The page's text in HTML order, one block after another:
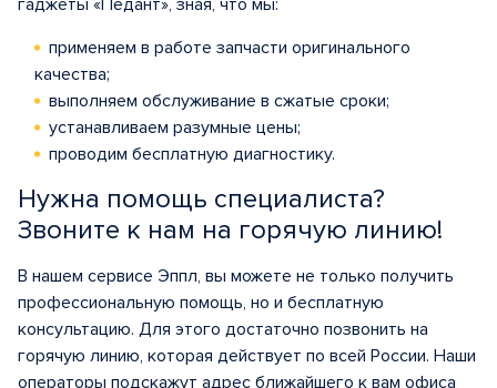
гаджеты «Педант», зная, что мы:
применяем в работе запчасти оригинального
качества;
выполняем обслуживание в сжатые сроки;
устанавливаем разумные цены;
проводим бесплатную диагностику.
Нужна помощь специалиста?
Звоните к нам на горячую линию!
В нашем сервисе Эппл, вы можете не только получить
профессиональную помощь, но и бесплатную
консультацию. Для этого достаточно позвонить на
горячую линию, которая действует по всей России. Наши
операторы подскажут адрес ближайшего к вам офиса